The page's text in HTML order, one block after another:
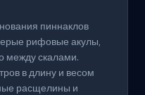
пиннаклов
рифовые акулы,
между скалами.
в длину и весом
расщелины и